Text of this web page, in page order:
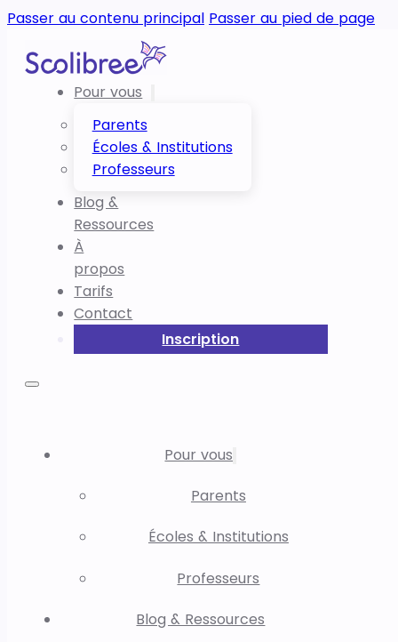
Passer au contenu principal Passer au pied de page
Pour vous
Parents
Écoles & Institutions
Professeurs
Blog &
Ressources
À
propos
Tarifs
Contact
Inscription
Pour vous
Parents
Écoles & Institutions
Professeurs
Blog & Ressources